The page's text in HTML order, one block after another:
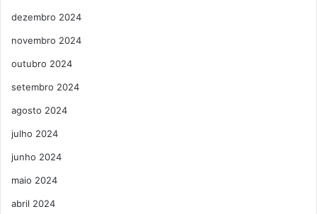
dezembro 2024
novembro 2024
outubro 2024
setembro 2024
agosto 2024
julho 2024
junho 2024
maio 2024
abril 2024